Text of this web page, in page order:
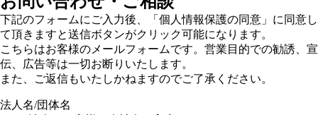
下記のフォームにご入力後、「個人情報保護の同意」に同意し
て頂きますと送信ボタンがクリック可能になります。
こちらはお客様のメールフォームです。営業目的での勧誘、宣
伝、広告等は一切お断りいたします。
また、ご返信もいたしかねますのでご了承ください。
法人名/団体名